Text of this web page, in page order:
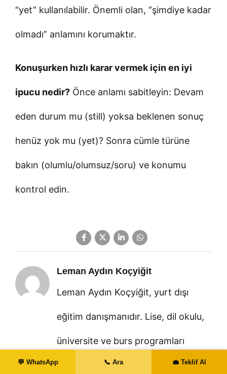
“yet” kullanılabilir. Önemli olan, “şimdiye kadar
olmadı” anlamını korumaktır.
Konuşurken hızlı karar vermek için en iyi
ipucu nedir? Önce anlamı sabitleyin: Devam
eden durum mu (still) yoksa beklenen sonuç
henüz yok mu (yet)? Sonra cümle türüne
bakın (olumlu/olumsuz/soru) ve konumu
kontrol edin.
Leman Aydın Koçyiğit
Leman Aydın Koçyiğit, yurt dışı
eğitim danışmanıdır. Lise, dil okulu,
üniversite ve burs programları
konusunda 16 yıllık deneyime
💬 WhatsApp 📞 Ara 💼 Teklif Al